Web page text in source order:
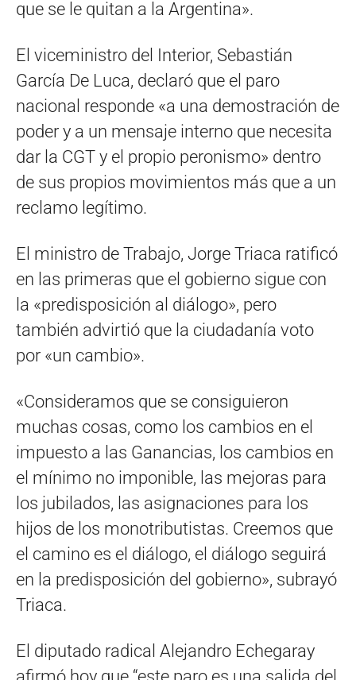
que se le quitan a la Argentina».
El viceministro del Interior, Sebastián
García De Luca, declaró que el paro
nacional responde «a una demostración de
poder y a un mensaje interno que necesita
dar la CGT y el propio peronismo» dentro
de sus propios movimientos más que a un
reclamo legítimo.
El ministro de Trabajo, Jorge Triaca ratificó
en las primeras que el gobierno sigue con
la «predisposición al diálogo», pero
también advirtió que la ciudadanía voto
por «un cambio».
«Consideramos que se consiguieron
muchas cosas, como los cambios en el
impuesto a las Ganancias, los cambios en
el mínimo no imponible, las mejoras para
los jubilados, las asignaciones para los
hijos de los monotributistas. Creemos que
el camino es el diálogo, el diálogo seguirá
en la predisposición del gobierno», subrayó
Triaca.
El diputado radical Alejandro Echegaray